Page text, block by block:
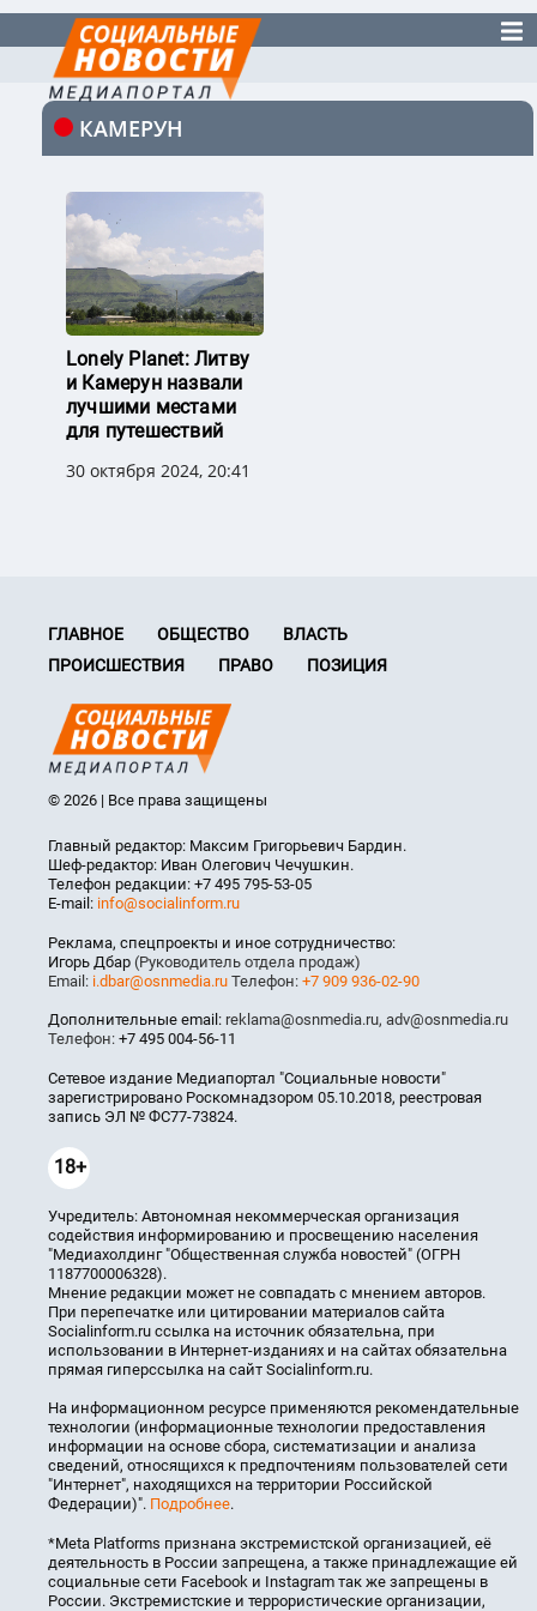
КАМЕРУН
Lonely Planet: Литву
и Камерун назвали
лучшими местами
для путешествий
30 октября 2024, 20:41
ГЛАВНОЕ ОБЩЕСТВО
ВЛАСТЬ
ПРОИСШЕСТВИЯ
ПРАВО ПОЗИЦИЯ
© 2026 | Все права защищены
Главный редактор: Максим Григорьевич Бардин.
Шеф-редактор: Иван Олегович Чечушкин.
Телефон редакции: +7 495 795-53-05
E-mail: info@socialinform.ru
Реклама, спецпроекты и иное сотрудничество:
Игорь Дбар (Руководитель отдела продаж)
Email: i.dbar@osnmedia.ru Телефон: +7 909 936-02-90
Дополнительные email: reklama@osnmedia.ru, adv@osnmedia.ru
Телефон: +7 495 004-56-11
Сетевое издание Медиапортал "Социальные новости"
зарегистрировано Роскомнадзором 05.10.2018, реестровая
запись ЭЛ № ФС77-73824.
18+
Учредитель: Автономная некоммерческая организация
содействия информированию и просвещению населения
"Медиахолдинг "Общественная служба новостей" (ОГРН
1187700006328).
Мнение редакции может не совпадать с мнением авторов.
При перепечатке или цитировании материалов сайта
Socialinform.ru ссылка на источник обязательна, при
использовании в Интернет-изданиях и на сайтах обязательна
прямая гиперссылка на сайт Socialinform.ru.
На информационном ресурсе применяются рекомендательные
технологии (информационные технологии предоставления
информации на основе сбора, систематизации и анализа
сведений, относящихся к предпочтениям пользователей сети
"Интернет", находящихся на территории Российской
Федерации)". Подробнее.
*Meta Platforms признана экстремистской организацией, её
деятельность в России запрещена, а также принадлежащие ей
социальные сети Facebook и Instagram так же запрещены в
России. Экстремистские и террористические организации,